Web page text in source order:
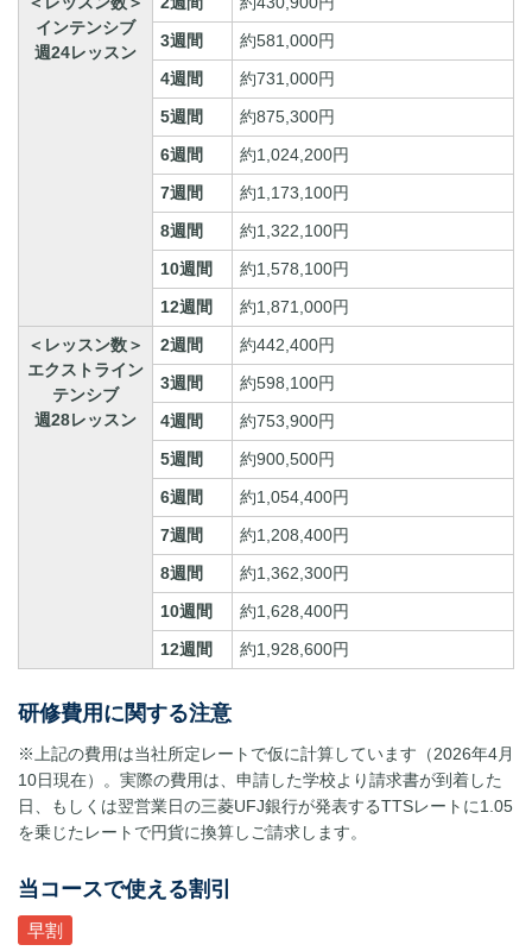
インテンシブ
週24レッスン
3週間
約581,000円
4週間
約731,000円
5週間
約875,300円
6週間
約1,024,200円
7週間
約1,173,100円
8週間
約1,322,100円
10週間
約1,578,100円
12週間
約1,871,000円
＜レッスン数＞
エクストライン
テンシブ
週28レッスン
2週間
約442,400円
3週間
約598,100円
4週間
約753,900円
5週間
約900,500円
6週間
約1,054,400円
7週間
約1,208,400円
8週間
約1,362,300円
10週間
約1,628,400円
12週間
約1,928,600円
研修費用に関する注意
※上記の費用は当社所定レートで仮に計算しています（2026年4月
10日現在）。実際の費用は、申請した学校より請求書が到着した
日、もしくは翌営業日の三菱UFJ銀行が発表するTTSレートに1.05
を乗じたレートで円貨に換算しご請求します。
当コースで使える割引
早割